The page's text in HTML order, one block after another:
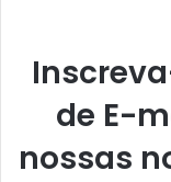
de E-
nossas